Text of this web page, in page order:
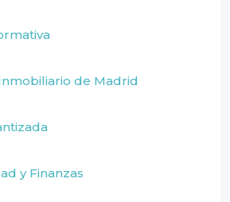
de Madrid
y Finanzas